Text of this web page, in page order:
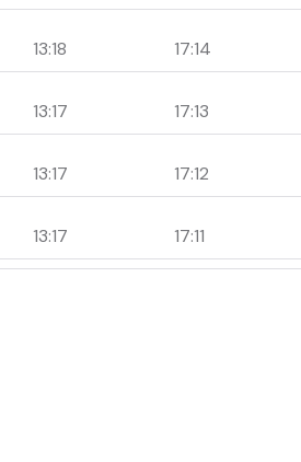
13:18 17:14
13:17 17:13
13:17 17:12
13:17 17:11